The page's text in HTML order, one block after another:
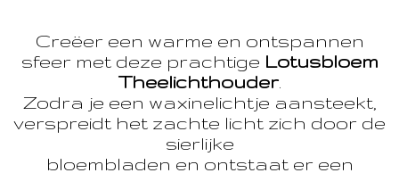
Creëer een warme en ontspannen
sfeer met deze prachtige Lotusbloem
Theelichthouder.
Zodra je een waxinelichtje aansteekt,
verspreidt het zachte licht zich door de
sierlijke
bloembladen en ontstaat er een